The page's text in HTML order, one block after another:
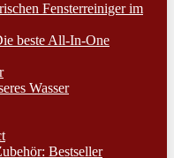
Fensterreiniger im
beste All-In-One
Wasser
Bestseller